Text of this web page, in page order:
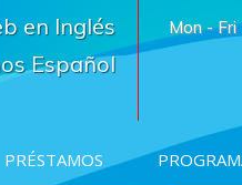
Mon -
en Inglés
Español
PRÉSTAMOS